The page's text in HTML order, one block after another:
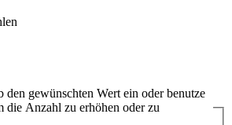
gewünschten Wert ein oder benutze
die Anzahl zu erhöhen oder zu